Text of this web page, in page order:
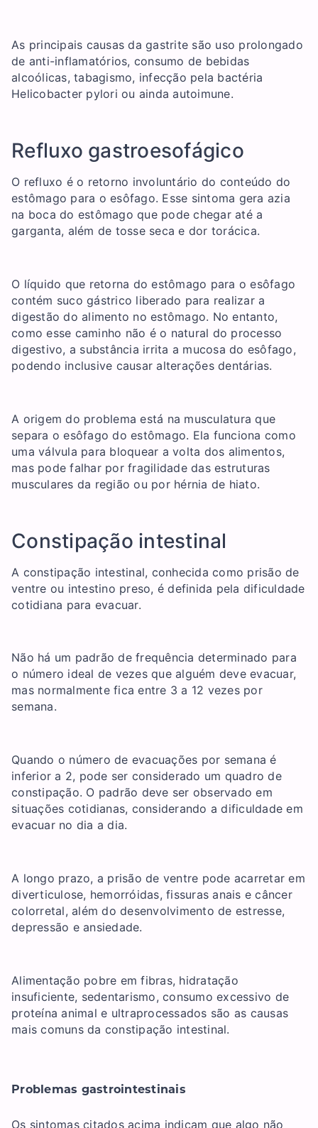
As principais causas da gastrite são uso prolongado
de anti-inflamatórios, consumo de bebidas
alcoólicas, tabagismo, infecção pela bactéria
Helicobacter pylori ou ainda autoimune.
Refluxo gastroesofágico
O refluxo é o retorno involuntário do conteúdo do
estômago para o esôfago. Esse sintoma gera azia
na boca do estômago que pode chegar até a
garganta, além de tosse seca e dor torácica.
O líquido que retorna do estômago para o esôfago
contém suco gástrico liberado para realizar a
digestão do alimento no estômago. No entanto,
como esse caminho não é o natural do processo
digestivo, a substância irrita a mucosa do esôfago,
podendo inclusive causar alterações dentárias.
A origem do problema está na musculatura que
separa o esôfago do estômago. Ela funciona como
uma válvula para bloquear a volta dos alimentos,
mas pode falhar por fragilidade das estruturas
musculares da região ou por hérnia de hiato.
Constipação intestinal
A constipação intestinal, conhecida como prisão de
ventre ou intestino preso, é definida pela dificuldade
cotidiana para evacuar.
Não há um padrão de frequência determinado para
o número ideal de vezes que alguém deve evacuar,
mas normalmente fica entre 3 a 12 vezes por
semana.
Quando o número de evacuações por semana é
inferior a 2, pode ser considerado um quadro de
constipação. O padrão deve ser observado em
situações cotidianas, considerando a dificuldade em
evacuar no dia a dia.
A longo prazo, a prisão de ventre pode acarretar em
diverticulose, hemorróidas, fissuras anais e câncer
colorretal, além do desenvolvimento de estresse,
depressão e ansiedade.
Alimentação pobre em fibras, hidratação
insuficiente, sedentarismo, consumo excessivo de
proteína animal e ultraprocessados são as causas
mais comuns da constipação intestinal.
Problemas gastrointestinais
Os sintomas citados acima indicam que algo não